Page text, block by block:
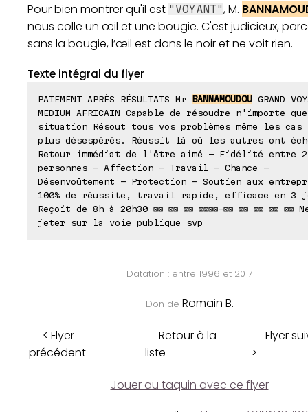
Pour bien montrer qu'il est "VOYANT", M.
nous colle un œil et une bougie. C'est judicieux,
sans la bougie, l’œil est dans le noir et ne voit rien.
Texte intégral du flyer
PAIEMENT APRÈS RÉSULTATS Mr BANNAMOUDOU GRAND
MEDIUM AFRICAIN Capable de résoudre n'importe
situation Résout tous vos problèmes même les cas
plus désespérés. Réussit là où les autres ont
Retour immédiat de l'être aimé - Fidélité entre 2
personnes - Affection - Travail - Chance -
Désenvoûtement - Protection - Soutien aux
100% de réussite, travail rapide, efficace en 3
Reçoit de 8h à 20h30 ⊠⊠ ⊠⊠ ⊠⊠ ⊠⊠⊠⊠-⊠⊠ ⊠⊠ ⊠⊠ ⊠⊠ ⊠⊠
jeter sur la voie publique svp
Datation : entre 1996 et 2017
Don de Romain B.
< Flyer
précédent
Retour à la
liste
Flyer
>
Jouer au taquin avec ce flyer